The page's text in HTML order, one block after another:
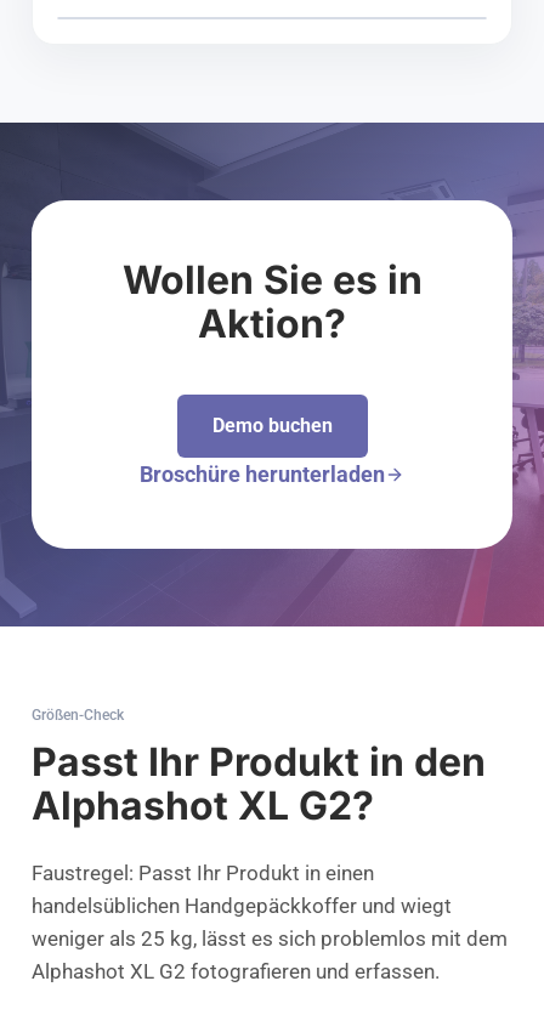
Wollen Sie es in
Aktion?
Demo buchen
Broschüre herunterladen
Größen-Check
Passt Ihr Produkt in den
Alphashot XL G2?
Faustregel: Passt Ihr Produkt in einen
handelsüblichen Handgepäckkoffer und wiegt
weniger als 25 kg, lässt es sich problemlos mit dem
Alphashot XL G2 fotografieren und erfassen.